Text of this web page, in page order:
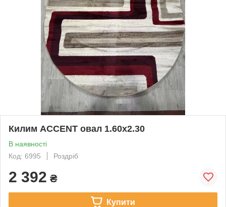
Килим ACCENT овал 1.60х2.30
В наявності
Код: 6995
Роздріб
2 392 ₴
Купити